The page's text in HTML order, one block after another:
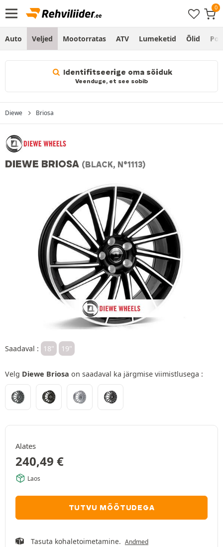
Auto Veljed Mootorratas ATV Lumeketid Õlid
Identifitseerige oma sõiduk
Veenduge, et see sobib
Diewe Briosa
DIEWE BRIOSA (BLACK, N°1113)
Saadaval : 18" 19"
Velg Diewe Briosa on saadaval ka järgmise viimistlusega :
Alates
240,49 €
Laos
TUTVU MÕÕTUDEGA
Tasuta kohaletoimetamine. Andmed